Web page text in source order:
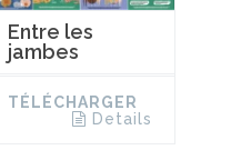
Entre les
jambes
TÉLÉCHARGER
Details